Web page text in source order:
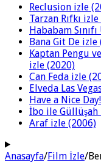
Reclusion izle
Tarzan Rıfkı
Hababam
Bana Git De izle
Kaptan Pengu
izle (2020)
Can Feda izle
Elveda Las
Have a Nice
İbo ile Güllüşah
Araf izle (2006)
Anasayfa/Film İzle/